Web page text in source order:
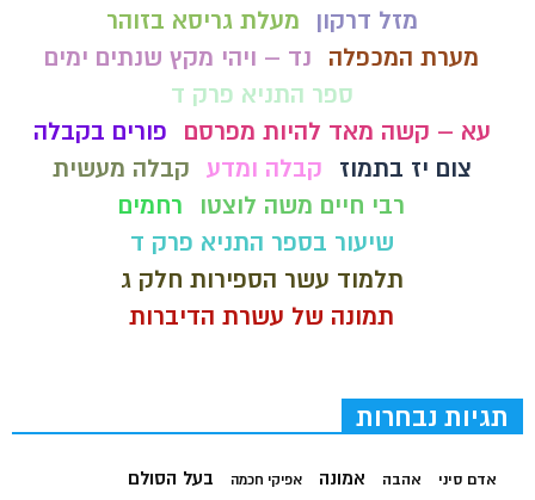
מזל דרקון
מעלת גריסא בזוהר
מערת המכפלה
נד – ויהי מקץ שנתים ימים
ספר התניא פרק ד
עא – קשה מאד להיות מפרסם
פורים בקבלה
צום יז בתמוז
קבלה ומדע קבלה מעשית
רבי חיים משה לוצטו
רחמים
שיעור בספר התניא פרק ד
תלמוד עשר הספירות חלק ג
תמונה של עשרת הדיברות
תגיות נבחרות
אדם סיני אהבה אמונה אפיקי חכמה בעל הסולם